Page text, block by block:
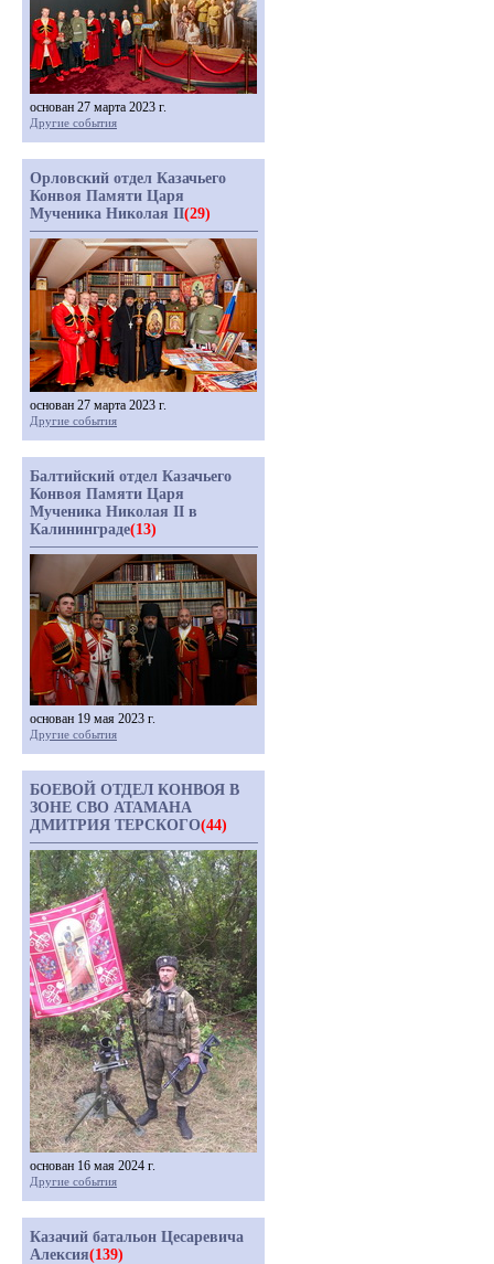
основан 27 марта 2023 г.
Другие события
Орловский отдел Казачьего
Конвоя Памяти Царя
Мученика Николая II(29)
основан 27 марта 2023 г.
Другие события
Балтийский отдел Казачьего
Конвоя Памяти Царя
Мученика Николая II в
Калининграде(13)
основан 19 мая 2023 г.
Другие события
БОЕВОЙ ОТДЕЛ КОНВОЯ В
ЗОНЕ СВО АТАМАНА
ДМИТРИЯ ТЕРСКОГО(44)
основан 16 мая 2024 г.
Другие события
Казачий батальон Цесаревича
Алексия(139)